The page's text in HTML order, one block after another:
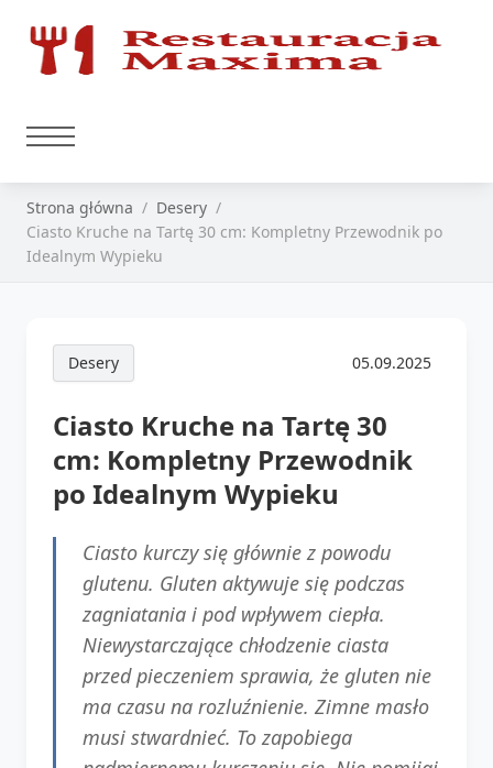
Strona główna
Desery
Ciasto Kruche na Tartę 30 cm: Kompletny Przewodnik po
Idealnym Wypieku
Desery 05.09.2025
Ciasto Kruche na Tartę 30
cm: Kompletny Przewodnik
po Idealnym Wypieku
Ciasto kurczy się głównie z powodu
glutenu. Gluten aktywuje się podczas
zagniatania i pod wpływem ciepła.
Niewystarczające chłodzenie ciasta
przed pieczeniem sprawia, że gluten nie
ma czasu na rozluźnienie. Zimne masło
musi stwardnieć. To zapobiega